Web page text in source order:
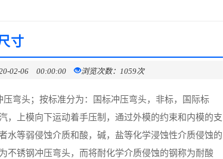
寸
02-06 00:00:00 浏览次数：1059次
弯头；按标准分为：国标冲压弯头，非标，国际标
，上模向下运动着手压制，通过外模的约束和内模的支
水等弱侵蚀介质和酸，碱，盐等化学浸蚀性介质侵蚀的
不锈钢冲压弯头，而将耐化学介质侵蚀的钢称为耐酸